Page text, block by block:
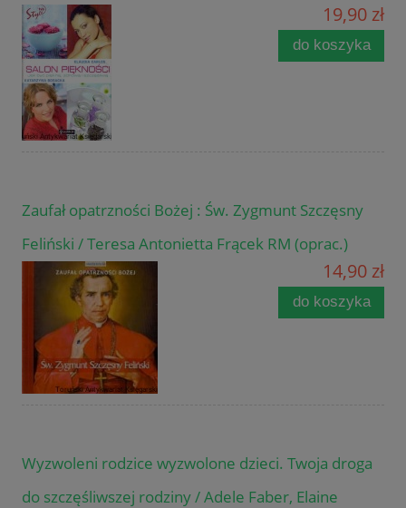
19,90 zł
do koszyka
Zaufał opatrzności Bożej : Św. Zygmunt Szczęsny
Feliński / Teresa Antonietta Frącek RM (oprac.)
14,90 zł
do koszyka
Wyzwoleni rodzice wyzwolone dzieci. Twoja droga
do szczęśliwszej rodziny / Adele Faber, Elaine